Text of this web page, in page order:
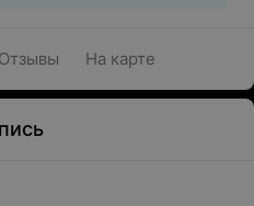
Отзывы На карте